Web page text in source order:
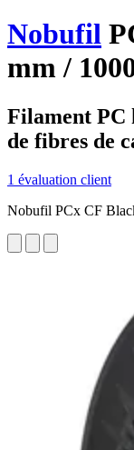
Nobufil
mm /
Filament PC
de fibres de
1 évaluation client
Nobufil PCx CF